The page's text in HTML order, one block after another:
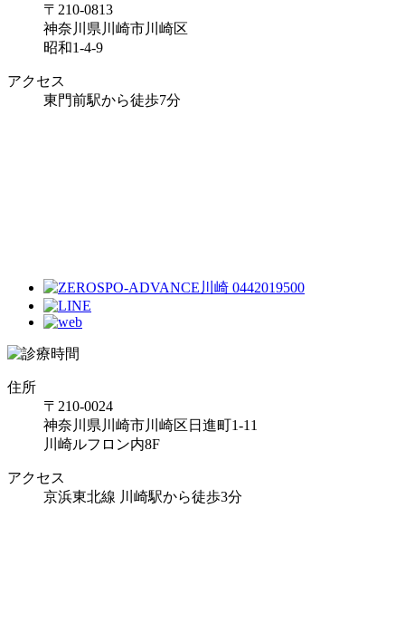
〒210-0813
神奈川県川崎市川崎区
昭和1-4-9
アクセス
東門前駅から徒歩7分
住所
〒210-0024
神奈川県川崎市川崎区日進町1-11
川崎ルフロン内8F
アクセス
京浜東北線 川崎駅から徒歩3分